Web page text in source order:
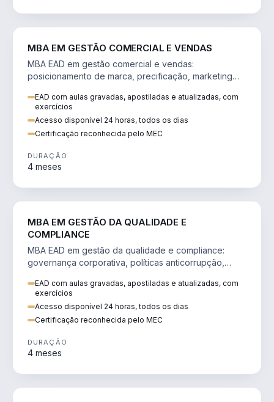
MBA EM GESTÃO COMERCIAL E VENDAS
MBA EAD em gestão comercial e vendas:
posicionamento de marca, precificação, marketing
EAD com aulas gravadas, apostiladas e atualizadas, com
exercícios
Acesso disponível 24 horas, todos os dias
Certificação reconhecida pelo MEC
DURAÇÃO
4 meses
MBA EM GESTÃO DA QUALIDADE E
COMPLIANCE
MBA EAD em gestão da qualidade e compliance:
governança corporativa, políticas anticorrupção,
EAD com aulas gravadas, apostiladas e atualizadas, com
exercícios
Acesso disponível 24 horas, todos os dias
Certificação reconhecida pelo MEC
DURAÇÃO
4 meses